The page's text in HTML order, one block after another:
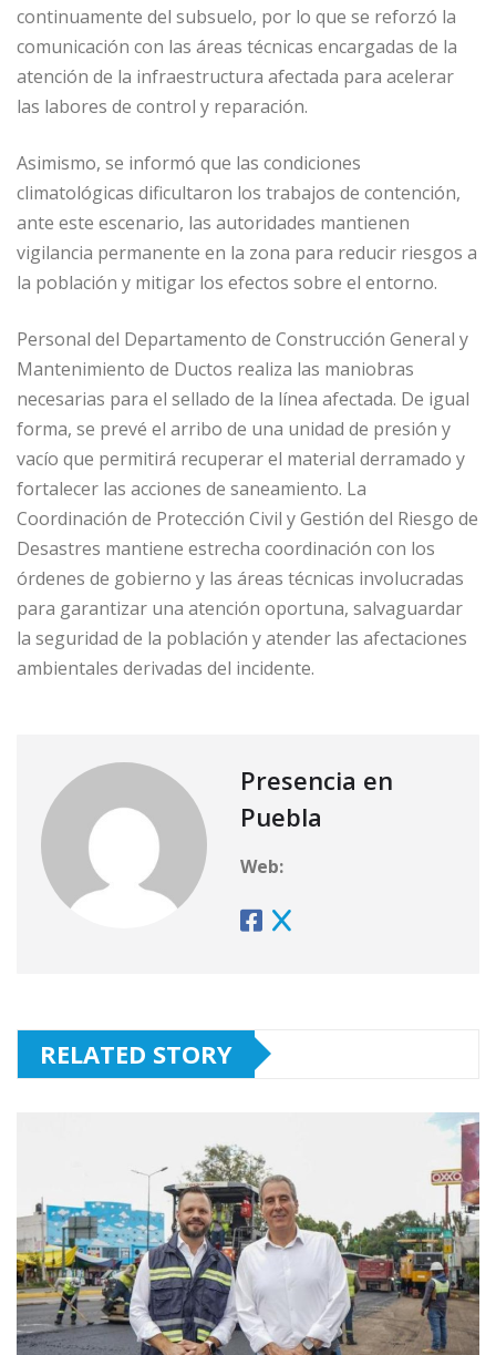
continuamente del subsuelo, por lo que se reforzó la
comunicación con las áreas técnicas encargadas de la
atención de la infraestructura afectada para acelerar
las labores de control y reparación.
Asimismo, se informó que las condiciones
climatológicas dificultaron los trabajos de contención,
ante este escenario, las autoridades mantienen
vigilancia permanente en la zona para reducir riesgos a
la población y mitigar los efectos sobre el entorno.
Personal del Departamento de Construcción General y
Mantenimiento de Ductos realiza las maniobras
necesarias para el sellado de la línea afectada. De igual
forma, se prevé el arribo de una unidad de presión y
vacío que permitirá recuperar el material derramado y
fortalecer las acciones de saneamiento. La
Coordinación de Protección Civil y Gestión del Riesgo de
Desastres mantiene estrecha coordinación con los
órdenes de gobierno y las áreas técnicas involucradas
para garantizar una atención oportuna, salvaguardar
la seguridad de la población y atender las afectaciones
ambientales derivadas del incidente.
Presencia en
Puebla
Web:
RELATED STORY